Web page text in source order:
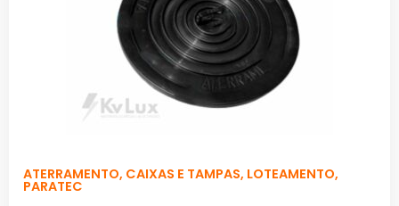
ATERRAMENTO, CAIXAS E TAMPAS, LOTEAMENTO,
PARATEC